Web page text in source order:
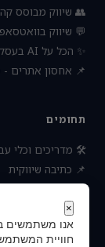
👥 שיווק מבוסס
💬 שיווק בוואטסאפ
✨ הכל על AI בעסק שלך
📌 אחסון אתרים -
תחומים
🛠 מדריכים וכלי
📌 כתיבה שיווקית
📌 socialbee מפלצת המדיה
📌 נטוורקינג
📌 חדשות כלכלה
×
אנו משתמשים
חוויית